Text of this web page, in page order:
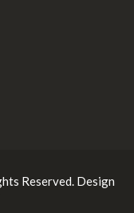
Reserved. Design